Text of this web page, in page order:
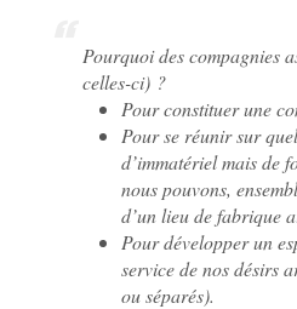
Pourquoi des compagnies
celles-ci) ?
Pour constituer une
Pour se réunir sur
d’immatériel mais de
nous pouvons,
d’un lieu de fabrique
Pour développer un
service de nos désirs
ou séparés).